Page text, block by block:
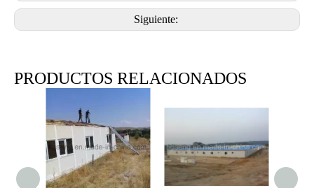
Siguiente:
PRODUCTOS RELACIONADOS